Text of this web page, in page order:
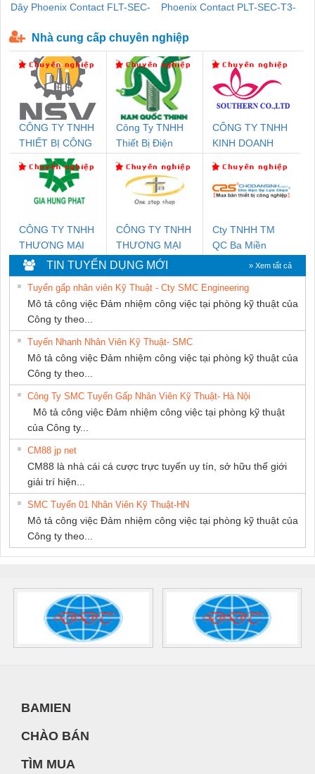
Dây Phoenix Contact FLT-SEC-
Phoenix Contact PLT-SEC-T3-
Nhà cung cấp chuyên nghiệp
CÔNG TY TNHH
THIẾT BỊ CÔNG
NGHIỆP NIHON
SETSUBI VIỆT
Công Ty TNHH
Thiết Bị Điện
CÔNG TY TNHH
KINH DOANH
PHƯƠNG NAM
CÔNG TY TNHH
THƯƠNG MẠI
DỊCH VỤ KỸ
THUẬT ĐIỆN CƠ
GIA HƯNG PHÁT
CÔNG TY TNHH
THƯƠNG MẠI
THIÊN ÂN VIỆT
NAM
Cty TNHH TM
QC Ba Miền
TIN TUYỂN DỤNG MỚI » Xem tất cả
Tuyển gấp nhân viên Kỹ Thuật - Cty SMC Engineering
Mô tả công việc Đảm nhiệm công việc tại phòng kỹ thuật của
Công ty theo...
Tuyển Nhanh Nhân Viên Kỹ Thuật- SMC
Mô tả công việc Đảm nhiệm công việc tại phòng kỹ thuật của
Công ty theo...
Công Ty SMC Tuyển Gấp Nhân Viên Kỹ Thuật- Hà Nội
Mô tả công việc Đảm nhiệm công việc tại phòng kỹ thuật
của Công ty...
CM88 jp net
CM88 là nhà cái cá cược trực tuyến uy tín, sở hữu thế giới
giải trí hiện...
SMC Tuyển 01 Nhân Viên Kỹ Thuật-HN
Mô tả công việc Đảm nhiệm công việc tại phòng kỹ thuật của
Công ty theo...
BAMIEN
CHÀO BÁN
TÌM MUA